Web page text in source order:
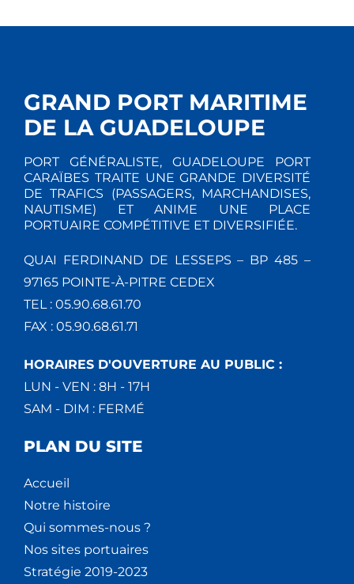
GRAND PORT MARITIME
DE LA GUADELOUPE
PORT GÉNÉRALISTE, GUADELOUPE PORT
CARAÏBES TRAITE UNE GRANDE DIVERSITÉ
DE TRAFICS (PASSAGERS, MARCHANDISES,
NAUTISME) ET ANIME UNE PLACE
PORTUAIRE COMPÉTITIVE ET DIVERSIFIÉE.
QUAI FERDINAND DE LESSEPS – BP 485 –
97165 POINTE-À-PITRE CEDEX
TEL : 05.90.68.61.70
FAX : 05.90.68.61.71
HORAIRES D'OUVERTURE AU PUBLIC :
LUN - VEN : 8H - 17H
SAM - DIM : FERMÉ
PLAN DU SITE
Accueil
Notre histoire
Qui sommes-nous ?
Nos sites portuaires
Stratégie 2019-2023